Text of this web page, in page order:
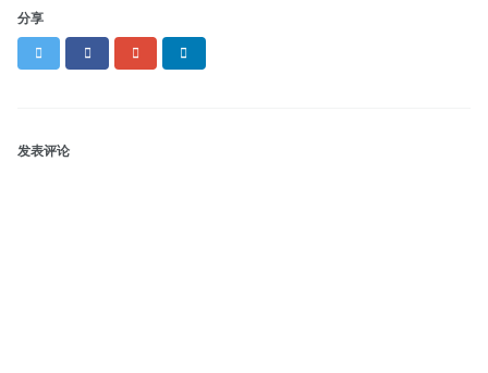
分享
Twitter FacebookGoogle+
发表评论